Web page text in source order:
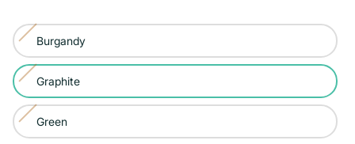
Color:
Graphite
Burgandy
Variante
agotada
o
no
disponible
Graphite
Variante
agotada
o
Green
Variante